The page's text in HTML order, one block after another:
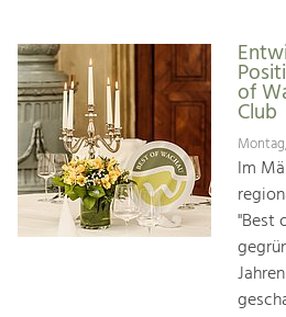
of
Club
Im
"Best